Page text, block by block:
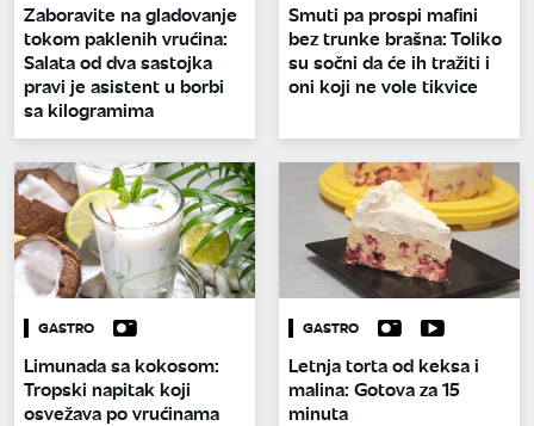
Zaboravite na gladovanje
tokom paklenih vrućina:
Salata od dva sastojka
pravi je asistent u borbi
sa kilogramima
Smuti pa prospi mafini
bez trunke brašna: Toliko
su sočni da će ih tražiti i
oni koji ne vole tikvice
GASTRO
Limunada sa kokosom:
Tropski napitak koji
osvežava po vrućinama
GASTRO
Letnja torta od keksa i
malina: Gotova za 15
minuta